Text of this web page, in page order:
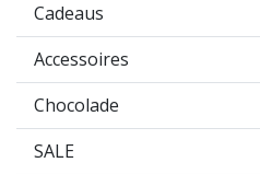
Cadeaus
Accessoires
Chocolade
SALE